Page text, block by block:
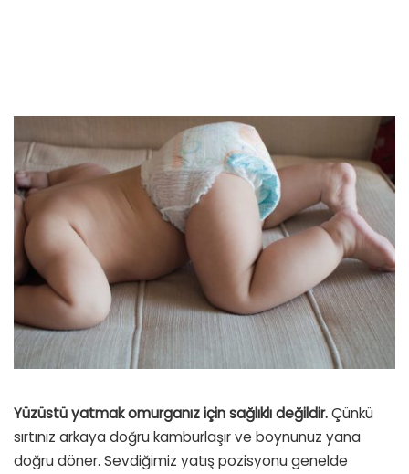
Yüzüstü yatmakomurganız için sağlıklı değildir.Çünkü
sırtınız arkaya doğru kamburlaşır ve boynunuz yana
doğru döner. Sevdiğimiz yatış pozisyonu genelde